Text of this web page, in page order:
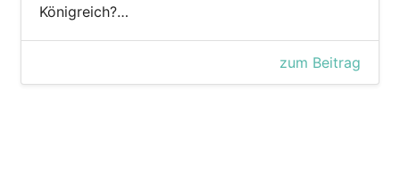
Königreich?…
zum Beitrag